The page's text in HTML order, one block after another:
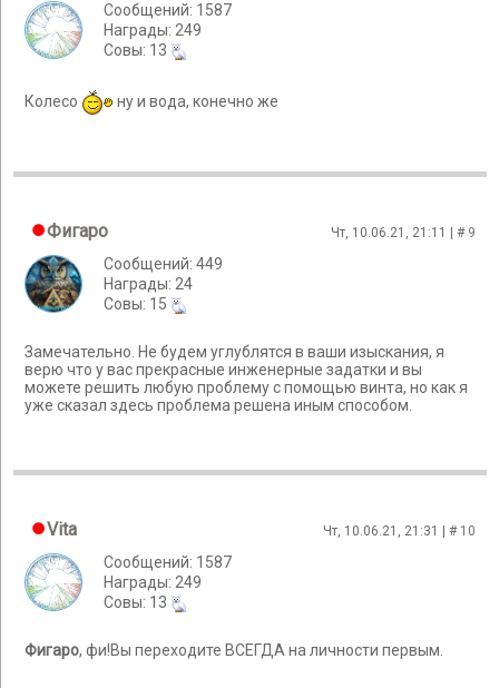
Сообщений: 1587
Награды: 249
Cовы: 13
Колесо ну и вода, конечно же
Фигаро Чт, 10.06.21, 21:11 | # 9
Сообщений: 449
Награды: 24
Cовы: 15
Замечательно. Не будем углублятся в ваши изыскания, я
верю что у вас прекрасные инженерные задатки и вы
можете решить любую проблему с помощью винта, но как я
уже сказал здесь проблема решена иным способом.
Vita Чт, 10.06.21, 21:31 | # 10
Сообщений: 1587
Награды: 249
Cовы: 13
Фигаро, фи!Вы переходите ВСЕГДА на личности первым.